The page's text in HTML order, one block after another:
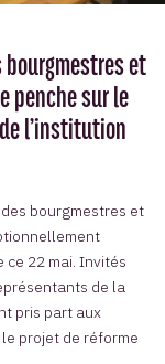
bourgmestres et
penche sur le
l’institution
bourgmestres et
ce 22 mai. Invités
de la
pris part aux
projet de réforme